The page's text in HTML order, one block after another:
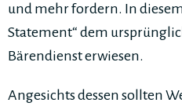
und mehr fordern. In
Statement“ dem
Bärendienst erwiesen.
Angesichts dessen sollten